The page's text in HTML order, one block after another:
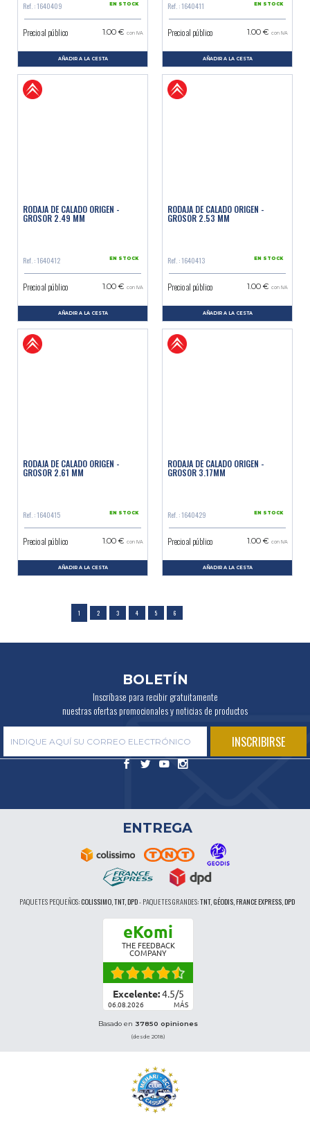
Ref. : 1640409 EN STOCK
Precio al público 1.00 € con IVA
AÑADIR A LA CESTA
Ref. : 1640411 EN STOCK
Precio al público 1.00 € con IVA
AÑADIR A LA CESTA
RODAJA DE CALADO ORIGEN -
GROSOR 2.49 MM
Ref. : 1640412 EN STOCK
Precio al público 1.00 € con IVA
AÑADIR A LA CESTA
RODAJA DE CALADO ORIGEN -
GROSOR 2.53 MM
Ref. : 1640413 EN STOCK
Precio al público 1.00 € con IVA
AÑADIR A LA CESTA
RODAJA DE CALADO ORIGEN -
GROSOR 2.61 MM
Ref. : 1640415 EN STOCK
Precio al público 1.00 € con IVA
AÑADIR A LA CESTA
RODAJA DE CALADO ORIGEN -
GROSOR 3.17MM
Ref. : 1640429 EN STOCK
Precio al público 1.00 € con IVA
AÑADIR A LA CESTA
1 2 3 4 5 6
BOLETÍN
Inscríbase para recibir gratuitamente
nuestras ofertas promocionales y noticias de productos
ENTREGA
PAQUETES PEQUEÑOS:COLISSIMO, TNT, DPD-PAQUETES GRANDES:TNT, GÉODIS, FRANCE EXPRESS, DPD
eKomi
THE FEEDBACK
COMPANY
Excelente:4.5/5
06.08.2026 MÁS
Basado en 37850 opiniones
(desde 2018)